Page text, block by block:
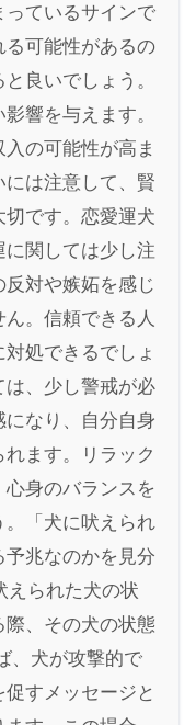
ているサインで
可能性があるの
良いでしょう。
響を与えます。
の可能性が高ま
には注意して、賢
切です。恋愛運犬
関しては少し注
対や嫉妬を感じ
。信頼できる人
処できるでしょ
は、少し警戒が必
なり、自分自身
ます。リラック
身のバランスを
「犬に吠えられ
兆なのかを見分
えられた犬の状
、その犬の状態
、犬が攻撃的で
すメッセージと